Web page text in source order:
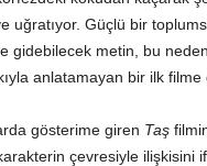
uğratıyor. Güçlü bir
gidebilecek metin, bu
anlatamayan bir ilk filme
gösterime giren Taş
çevresiyle ilişkisini